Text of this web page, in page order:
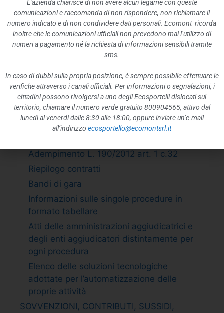
Rappresentazione grafica
ATTIVITÀ E PROCEDIMENTI
Tipologie di procedimento
Dichiarazioni sostitutive e acquisizione
PROVVEDIMENTI
Provvedimenti organi indirizzo politico
Provvedimenti dirigenti amministrativi
CONTROLLI SULLE IMPRESE
Adempimento L. 190/2012 art. 1 c.32
Riepilogo contratti
Bandi di gara
Informazioni sulle singole procedure in
formato tabellare
Atti delle amministrazioni aggiudicatrici e
degli enti aggiudicatori distintamente per
ogni procedura
Elenco delle soluzioni tecnologiche
adottate per l’automatizzazione delle
proprie attività
SOVVENZIONI, CONTRIBUTI, SUSSIDI,
L’azienda chiarisce di non avere alcun legame con queste
comunicazioni e raccomanda di non rispondere, non richiamare il
numero indicato e di non condividere dati personali. Ecomont ricorda
inoltre che le comunicazioni ufficiali non prevedono mai l’utilizzo di
numeri a pagamento né la richiesta di informazioni sensibili tramite
sms.
In caso di dubbi sulla propria posizione, è sempre possibile effettuare le
verifiche attraverso i canali ufficiali. Per informazioni o segnalazioni, i
cittadini possono rivolgersi a uno degli Ecosportelli dislocati sul
territorio, chiamare il numero verde gratuito 800904565, attivo dal
lunedì al venerdì dalle 8:30 alle 18:00, oppure inviare un’e-mail
all’indirizzo ecosportello@ecomontsrl.it